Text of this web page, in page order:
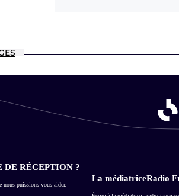
DE RÉCEPTION ?
nous puissions vous aider.
La médiatriceRadio